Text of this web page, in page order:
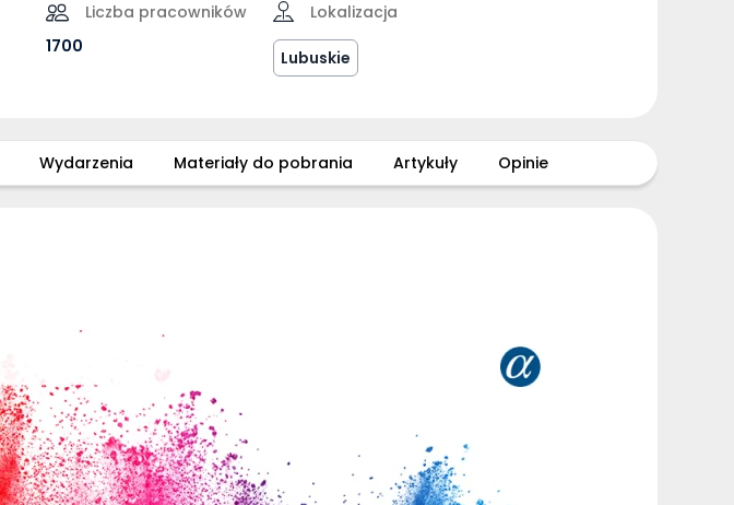
Liczba pracowników
1700
Lokalizacja
Lubuskie
Wydarzenia Materiały do pobrania Artykuły Opinie